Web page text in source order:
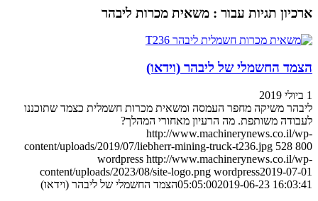
ארכיון תגיות עבור : משאית מכרות ליבהר
הצמד החשמלי של ליבהר (וידאו)
1 ביולי 2019
ליבהר משיקה מחפר העמסה ומשאית מכרות חשמלית כצמד שתוכננו
לעבודה משותפת. מה הרעיון מאחורי המהלך?
http://www.machinerynews.co.il/wp-
content/uploads/2019/07/liebherr-mining-truck-t236.jpg 528 800
wordpress http://www.machinerynews.co.il/wp-
content/uploads/2023/08/site-logo.png wordpress2019-07-01
05:05:002019-06-23 16:03:41
הצמד החשמלי של ליבהר (וידאו)